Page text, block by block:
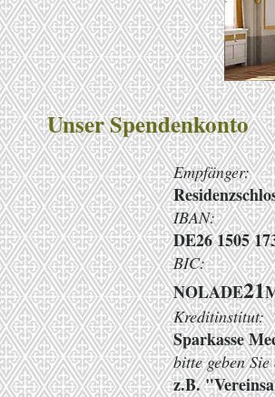
Unser Spendenkonto
​Empfänger:
IBAN:
DE26 1505
BIC:
NOLADE21
Sparkasse
bitte geben
z.B.